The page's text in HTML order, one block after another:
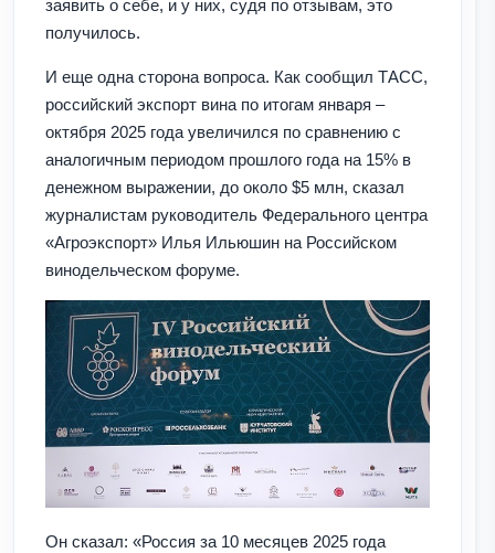
заявить о себе, и у них, судя по отзывам, это
получилось.
И еще одна сторона вопроса. Как сообщил ТАСС,
российский экспорт вина по итогам января –
октября 2025 года увеличился по сравнению с
аналогичным периодом прошлого года на 15% в
денежном выражении, до около $5 млн, сказал
журналистам руководитель Федерального центра
«Агроэкспорт» Илья Ильюшин на Российском
винодельческом форуме.
Он сказал: «Россия за 10 месяцев 2025 года